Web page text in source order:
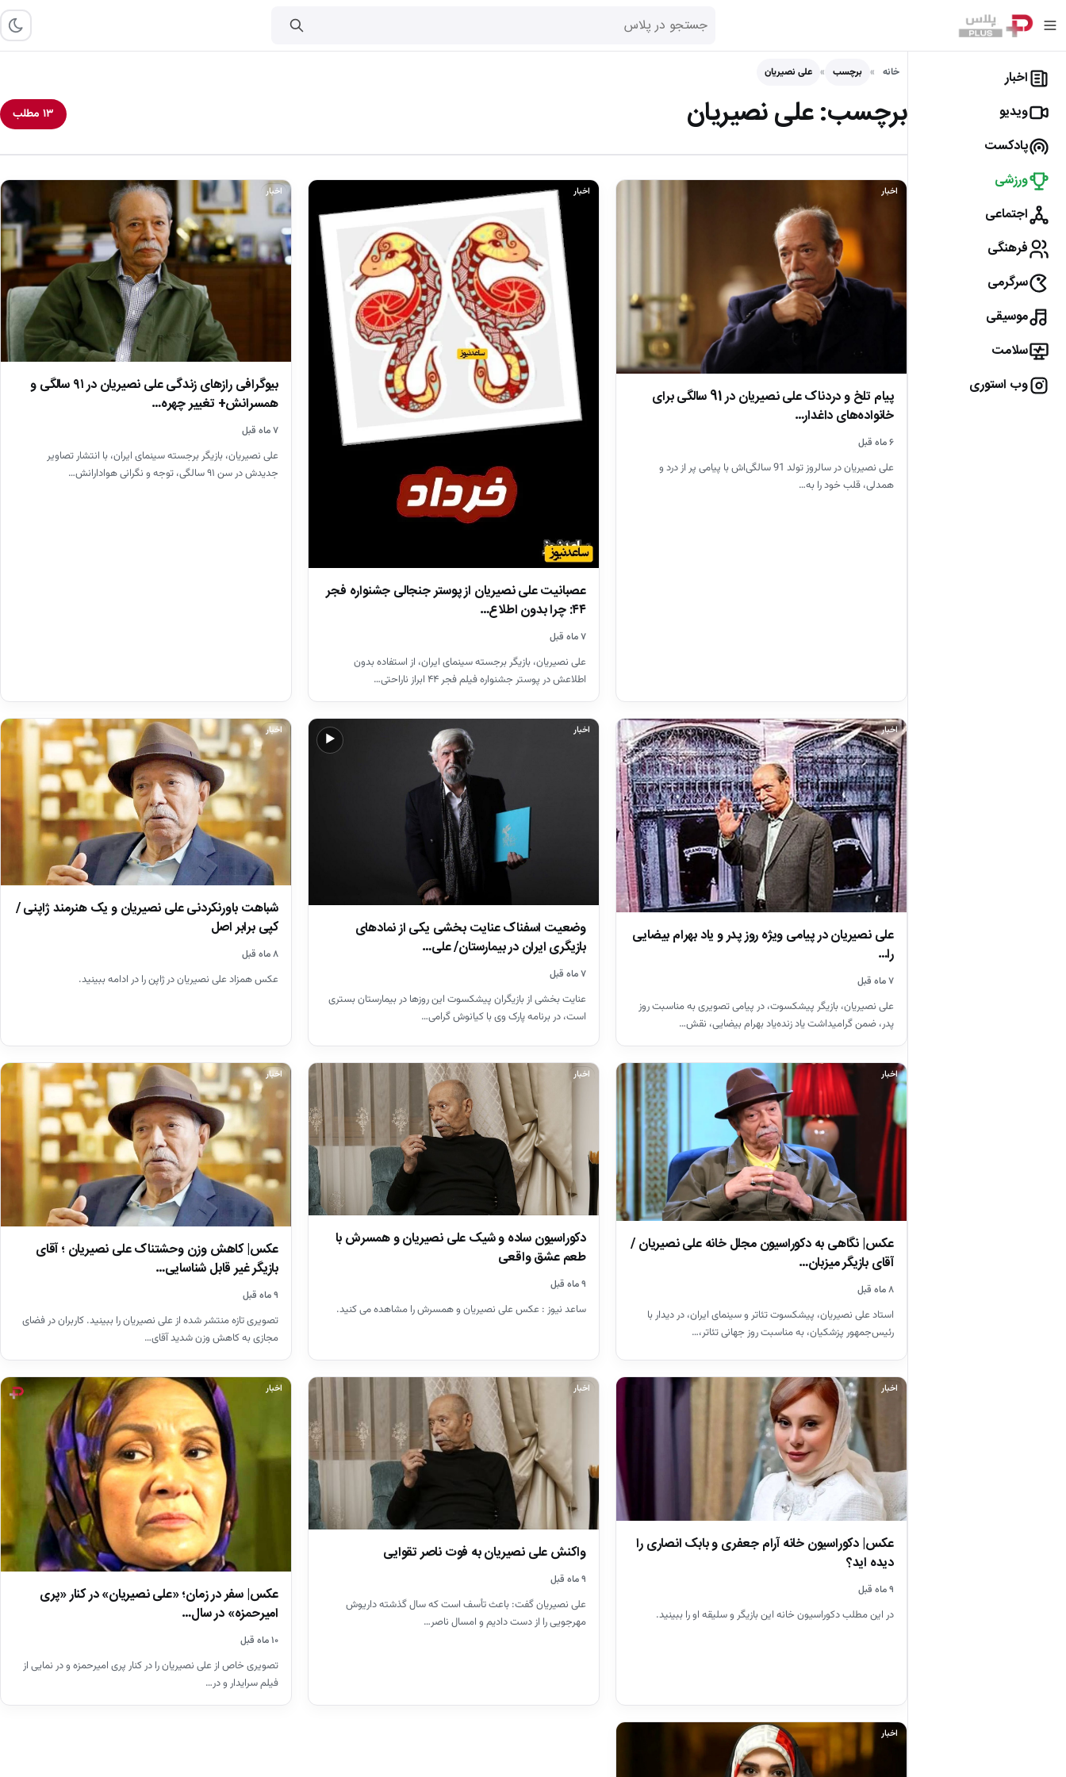
اخبار
ویدیو
پادکست
ورزشی
اجتماعی
فرهنگی
سرگرمی
موسیقی
سلامت
وب استوری
خانه برچسب علی نصیریان
برچسب:علی نصیریان ۱۳ مطلب
اخبار
پیام تلخ و دردناک علی نصیریان در 91 سالگی برای
خانواده‌های داغدار…
۶ ماه قبل
علی نصیریان در سالروز تولد 91 سالگی‌اش با پیامی پر از درد و
همدلی، قلب خود را به…
اخبار
عصبانیت علی نصیریان از پوستر جنجالی جشنواره فجر
۴۴: چرا بدون اطلاع…
۷ ماه قبل
علی نصیریان، بازیگر برجسته سینمای ایران، از استفاده بدون
اطلاعش در پوستر جشنواره فیلم فجر ۴۴ ابراز ناراحتی…
اخبار
بیوگرافی رازهای زندگی علی نصیریان در ۹۱ سالگی و
همسرانش+ تغییر چهره…
۷ ماه قبل
علی نصیریان، بازیگر برجسته سینمای ایران، با انتشار تصاویر
جدیدش در سن ۹۱ سالگی، توجه و نگرانی هوادارانش…
اخبار
علی نصیریان در پیامی ویژه روز پدر و یاد بهرام بیضایی
را…
۷ ماه قبل
علی نصیریان، بازیگر پیشکسوت، در پیامی تصویری به مناسبت روز
پدر، ضمن گرامیداشت یاد زنده‌یاد بهرام بیضایی، نقش…
▶
اخبار
وضعیت اسفناک عنایت بخشی یکی از نمادهای
بازیگری ایران در بیمارستان/ علی…
۷ ماه قبل
عنایت بخشی از بازیگران پیشکسوت این روزها در بیمارستان بستری
است،‌ در برنامه پارک وی با کیانوش گرامی…
اخبار
شباهت باورنکردنی علی نصیریان و یک هنرمند ژاپنی /
کپی برابر اصل
۸ ماه قبل
عکس همزاد علی نصیریان در ژاپن را در ادامه ببینید.
اخبار
عکس| نگاهی به دکوراسیون مجلل خانه علی نصیریان /
آقای بازیگر میزبان…
۸ ماه قبل
استاد علی نصیریان، پیشکسوت تئاتر و سینمای ایران، در دیدار با
رئیس‌جمهور پزشکیان، به مناسبت روز جهانی تئاتر،…
اخبار
دکوراسیون ساده و شیک علی نصیریان و همسرش با
طعم عشق واقعی
۹ ماه قبل
ساعد نیوز : عکس علی نصیریان و همسرش را مشاهده می کنید.
اخبار
عکس| کاهش وزن وحشتناک علی نصیریان ؛ آقای
بازیگر غیر قابل شناسایی…
۹ ماه قبل
تصویری تازه منتشر شده از علی نصیریان را ببینید. کاربران در فضای
مجازی به کاهش وزن شدید آقای…
اخبار
عکس| دکوراسیون خانه آرام‌ جعفری و بابک انصاری را
دیده اید؟
۹ ماه قبل
در این مطلب دکوراسیون خانه این بازیگر و سلیقه او را ببینید.
اخبار
واکنش علی نصیریان به فوت ناصر تقوایی
۹ ماه قبل
علی نصیریان گفت: باعث تأسف است که سال گذشته داریوش
مهرجویی را از دست دادیم و امسال ناصر…
اخبار
عکس| سفر در زمان؛ «علی نصیریان» در کنار «پری
امیرحمزه» در سال…
۱۰ ماه قبل
تصویری خاص از علی نصیریان را در کنار پری امیرحمزه و در نمایی از
فیلم سرایدار و در…
اخبار